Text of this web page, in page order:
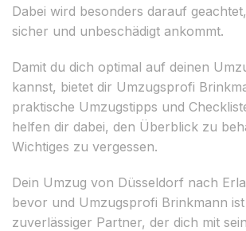
Dabei wird besonders darauf
sicher und unbeschädigt ankommt.
Damit du dich optimal auf deinen
kannst, bietet dir Umzugsprofi
praktische Umzugstipps und
helfen dir dabei, den Überblick zu
Wichtiges zu vergessen.
Dein Umzug von Düsseldorf nach
bevor und Umzugsprofi Brinkmann ist
zuverlässiger Partner, der dich mit